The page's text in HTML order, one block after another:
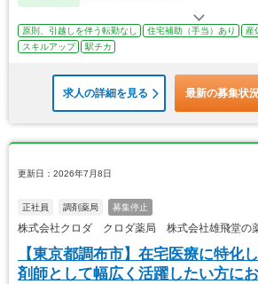
原則、引越しを伴う転勤なし 住宅補助（手当）あり
産
スキルアップ
駅チカ
求人の詳細を見る 最新の募集状
更新日：2026年7月8日
正社員 調剤薬局 募集停止
株式会社クロダ クロダ薬局 株式会社雄飛堂の
【東京都調布市】在宅医療に特化
剤師として幅広く活躍したい方にお